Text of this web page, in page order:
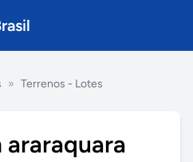
» Terrenos - Lotes
araraquara